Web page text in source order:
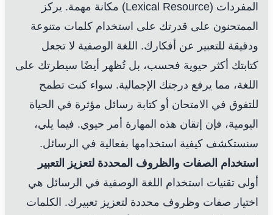
المفردات (Lexical Resource) مكانة مهمة. يركز
الممتحنون على قدرتك على استخدام كلمات متنوعة
ودقيقة للتعبير عن أفكارك. اللغة الوصفية لا تجعل
كتابتك أكثر حيوية فحسب، بل تُظهر أيضًا سيطرتك على
اللغة، مما يرفع درجتك الإجمالية. سواء كنت تطمح
للتفوق في الامتحان أو كتابة رسائل مؤثرة في الحياة
اليومية، فإن إتقان هذه المهارة أمر حيوي. فيما يلي،
سنستكشف كيفية استخدامها بفعالية في الرسائل.
استخدام الصفات والظروف المحددة لتعزيز التعبير
أولى تقنيات استخدام اللغة الوصفية في الرسائل هي
اختيار صفات وظروف محددة لتعزيز تعبيرك. الكلمات